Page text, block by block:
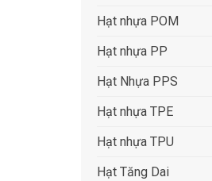
Hạt nhựa POM
Hạt nhựa PP
Hạt Nhựa PPS
Hạt nhựa TPE
Hạt nhựa TPU
Hạt Tăng Dai